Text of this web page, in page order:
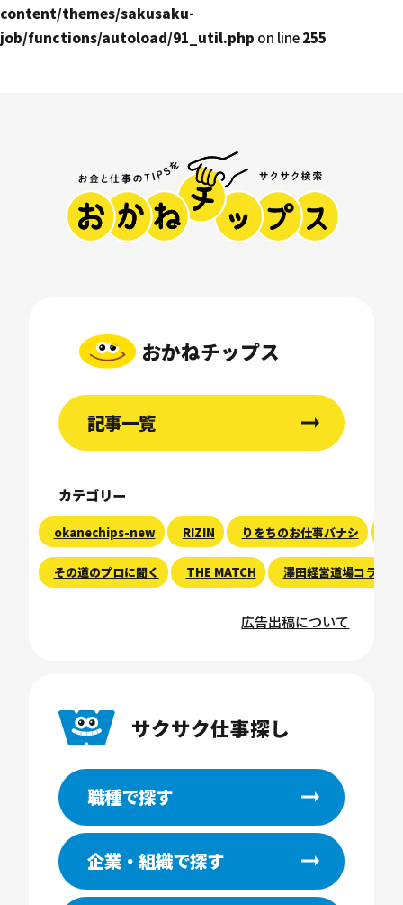
content/themes/sakusaku-
job/functions/autoload/91_util.php on line255
おかねチップス
記事一覧
カテゴリー
okanechips-new RIZIN りをちのお仕事バナシ
その道のプロに聞く THE MATCH 澤田経営道場コラム
広告出稿について
サクサク仕事探し
職種で探す
企業・組織で探す